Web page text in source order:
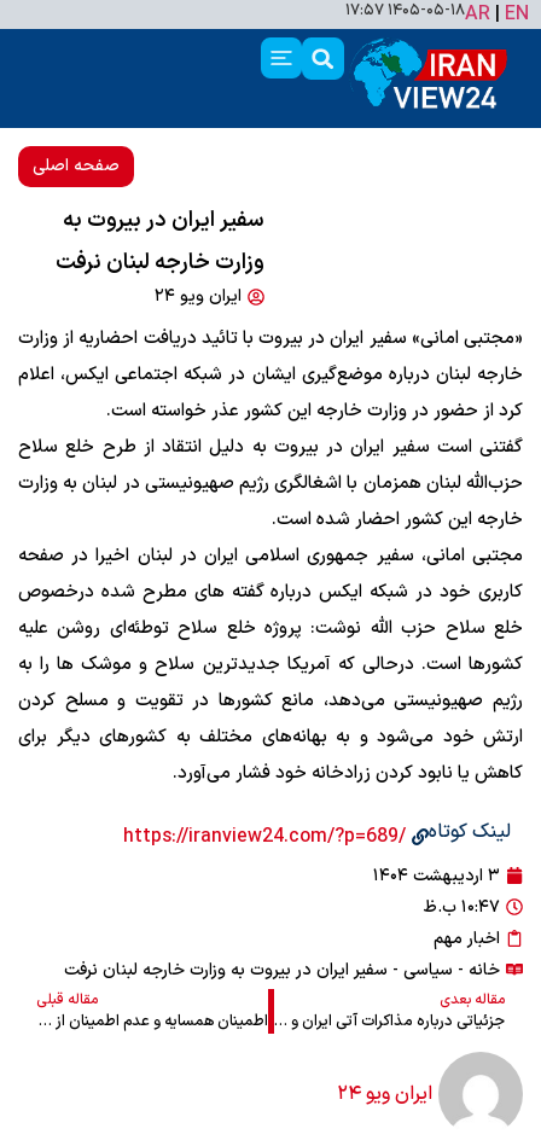
AR | EN ۱۴۰۵-۰۵-۱۸ ۱۷:۵۷
صفحه اصلی
سفیر ایران در بیروت به
وزارت خارجه لبنان نرفت
ایران ویو ۲۴
«مجتبی امانی» سفیر ایران در بیروت با تائید دریافت احضاریه از وزارت
خارجه لبنان درباره موضع‌گیری ایشان در شبکه اجتماعی ایکس، اعلام
کرد از حضور در وزارت خارجه این کشور عذر خواسته است.
گفتنی است سفیر ایران در بیروت به دلیل انتقاد از طرح خلع سلاح
حزب‌الله لبنان همزمان با اشغالگری رژیم صهیونیستی در لبنان به وزارت
خارجه این کشور احضار شده است.
مجتبی امانی، سفیر جمهوری اسلامی ایران در لبنان اخیرا در صفحه
کاربری خود در شبکه ایکس درباره گفته های مطرح شده درخصوص
خلع سلاح حزب الله نوشت: پروژه خلع سلاح توطئه‌ای روشن علیه
کشورها است. درحالی که آمریکا جدیدترین سلاح و موشک ها را به
رژیم صهیونیستی می‌دهد، مانع کشورها در تقویت و مسلح کردن
ارتش خود می‌شود و به بهانه‌های مختلف به کشورهای دیگر برای
کاهش یا نابود کردن زرادخانه خود فشار می‌آورد.
لینک کوتاه /https://iranview24.com/?p=689
۳ اردیبهشت ۱۴۰۴
۱۰:۴۷ ب.ظ
اخبار مهم
خانه - سیاسی - سفیر ایران در بیروت به وزارت خارجه لبنان نرفت
مقاله بعدی
جزئیاتی درباره مذاکرات آتی ایران و آمریکا در مسقط
مقاله قبلی
اطمینان همسایه و عدم اطمینان از همسایه
ایران ویو ۲۴